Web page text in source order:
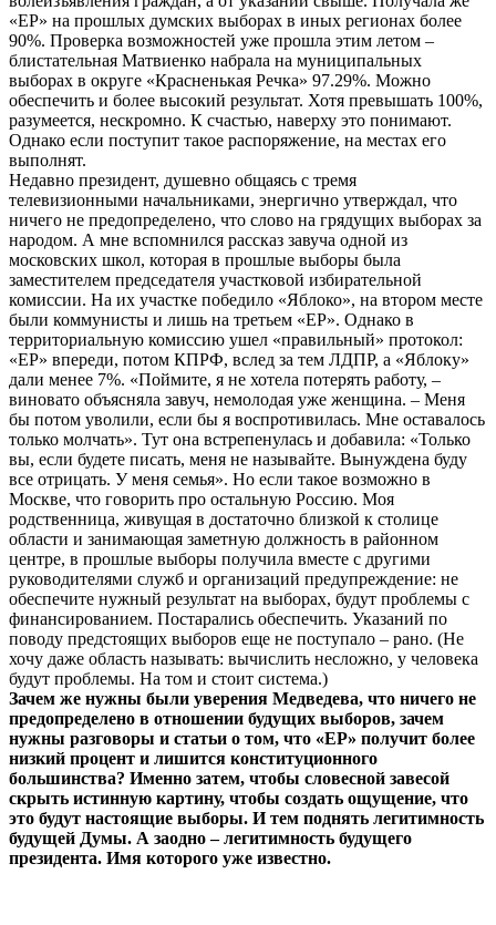
«ЕР» на прошлых думских выборах в иных регионах более
90%. Проверка возможностей уже прошла этим летом –
блистательная Матвиенко набрала на муниципальных
выборах в округе «Красненькая Речка» 97.29%. Можно
обеспечить и более высокий результат. Хотя превышать 100%,
разумеется, нескромно. К счастью, наверху это понимают.
Однако если поступит такое распоряжение, на местах его
выполнят.
Недавно президент, душевно общаясь с тремя
телевизионными начальниками, энергично утверждал, что
ничего не предопределено, что слово на грядущих выборах за
народом. А мне вспомнился рассказ завуча одной из
московских школ, которая в прошлые выборы была
заместителем председателя участковой избирательной
комиссии. На их участке победило «Яблоко», на втором месте
были коммунисты и лишь на третьем «ЕР». Однако в
территориальную комиссию ушел «правильный» протокол:
«ЕР» впереди, потом КПРФ, вслед за тем ЛДПР, а «Яблоку»
дали менее 7%. «Поймите, я не хотела потерять работу, –
виновато объясняла завуч, немолодая уже женщина. – Меня
бы потом уволили, если бы я воспротивилась. Мне оставалось
только молчать». Тут она встрепенулась и добавила: «Только
вы, если будете писать, меня не называйте. Вынуждена буду
все отрицать. У меня семья». Но если такое возможно в
Москве, что говорить про остальную Россию. Моя
родственница, живущая в достаточно близкой к столице
области и занимающая заметную должность в районном
центре, в прошлые выборы получила вместе с другими
руководителями служб и организаций предупреждение: не
обеспечите нужный результат на выборах, будут проблемы с
финансированием. Постарались обеспечить. Указаний по
поводу предстоящих выборов еще не поступало – рано. (Не
хочу даже область называть: вычислить несложно, у человека
будут проблемы. На том и стоит система.)
Зачем же нужны были уверения Медведева, что ничего не
предопределено в отношении будущих выборов, зачем
нужны разговоры и статьи о том, что «ЕР» получит более
низкий процент и лишится конституционного
большинства? Именно затем, чтобы словесной завесой
скрыть истинную картину, чтобы создать ощущение, что
это будут настоящие выборы. И тем поднять легитимность
будущей Думы. А заодно – легитимность будущего
президента. Имя которого уже известно.